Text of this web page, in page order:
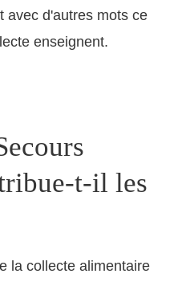
avec d'autres mots ce
enseignent.
t-il les
la collecte alimentaire